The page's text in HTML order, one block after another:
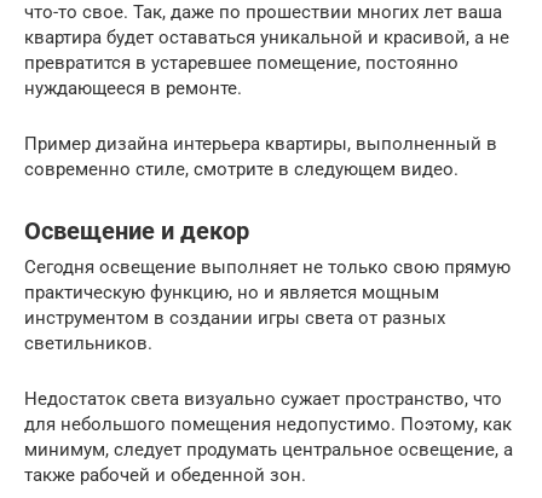
что-то свое. Так, даже по прошествии многих лет ваша
квартира будет оставаться уникальной и красивой, а не
превратится в устаревшее помещение, постоянно
нуждающееся в ремонте.
Пример дизайна интерьера квартиры, выполненный в
современно стиле, смотрите в следующем видео.
Освещение и декор
Сегодня освещение выполняет не только свою прямую
практическую функцию, но и является мощным
инструментом в создании игры света от разных
светильников.
Недостаток света визуально сужает пространство, что
для небольшого помещения недопустимо. Поэтому, как
минимум, следует продумать центральное освещение, а
также рабочей и обеденной зон.